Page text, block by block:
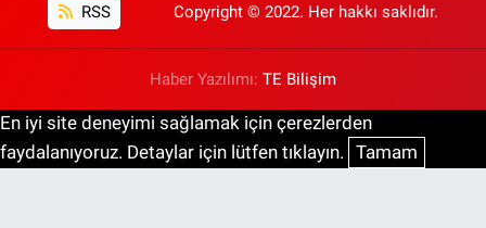
RSS Copyright © 2022. Her hakkı saklıdır.
Haber Yazılımı: TE Bilişim
En iyi site deneyimi sağlamak için çerezlerden
faydalanıyoruz. Detaylar için lütfen tıklayın. Tamam